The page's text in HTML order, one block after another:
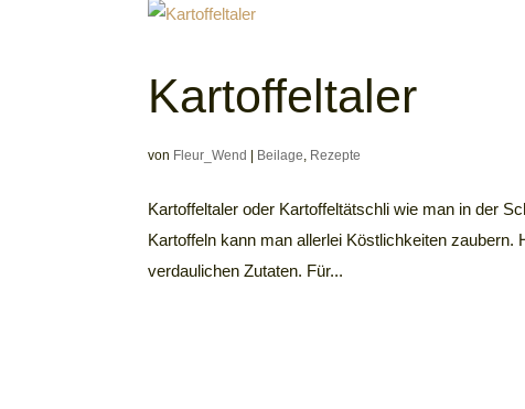
Kartoffeltaler
von Fleur_Wend Beilage, Rezepte
Kartoffeltaler oder Kartoffeltätschli wie man in der
Kartoffeln kann man allerlei Köstlichkeiten
verdaulichen Zutaten. Für...